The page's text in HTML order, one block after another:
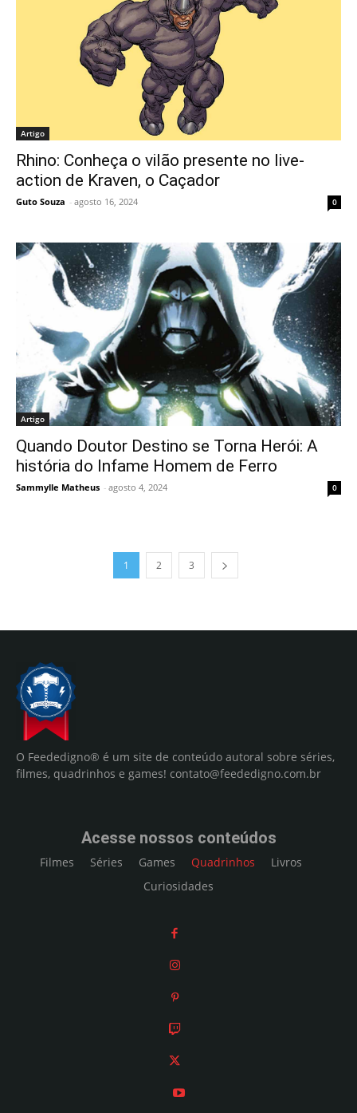
Artigo
Rhino: Conheça o vilão presente no live-
action de Kraven, o Caçador
Guto Souza - agosto 16, 2024 0
Artigo
Quando Doutor Destino se Torna Herói: A
história do Infame Homem de Ferro
Sammylle Matheus - agosto 4, 2024 0
1 2 3
O Feededigno® é um site de conteúdo autoral sobre séries,
filmes, quadrinhos e games! contato@feededigno.com.br
Acesse nossos conteúdos
Filmes Séries Games Quadrinhos
Livros
Curiosidades